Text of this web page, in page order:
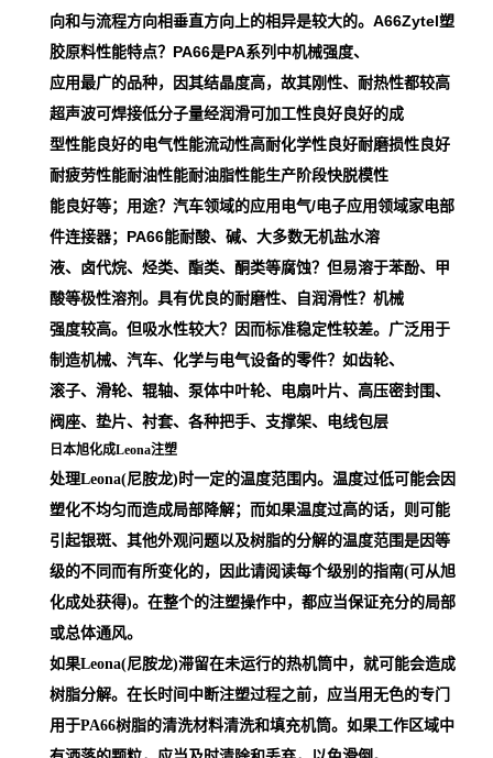
向和与流程方向相垂直方向上的相异是较大的。A66Zytel塑
胶原料性能特点？PA66是PA系列中机械强度、
应用最广的品种，因其结晶度高，故其刚性、耐热性都较高
超声波可焊接低分子量经润滑可加工性良好良好的成
型性能良好的电气性能流动性高耐化学性良好耐磨损性良好
耐疲劳性能耐油性能耐油脂性能生产阶段快脱模性
能良好等；用途？汽车领域的应用电气/电子应用领域家电部
件连接器；PA66能耐酸、碱、大多数无机盐水溶
液、卤代烷、烃类、酯类、酮类等腐蚀？但易溶于苯酚、甲
酸等极性溶剂。具有优良的耐磨性、自润滑性？机械
强度较高。但吸水性较大？因而标准稳定性较差。广泛用于
制造机械、汽车、化学与电气设备的零件？如齿轮、
滚子、滑轮、辊轴、泵体中叶轮、电扇叶片、高压密封围、
阀座、垫片、衬套、各种把手、支撑架、电线包层
日本旭化成Leona注塑
处理Leona(尼胺龙)时一定的温度范围内。温度过低可能会因
塑化不均匀而造成局部降解；而如果温度过高的话，则可能
引起银斑、其他外观问题以及树脂的分解的温度范围是因等
级的不同而有所变化的，因此请阅读每个级别的指南(可从旭
化成处获得)。在整个的注塑操作中，都应当保证充分的局部
或总体通风。
如果Leona(尼胺龙)滞留在未运行的热机筒中，就可能会造成
树脂分解。在长时间中断注塑过程之前，应当用无色的专门
用于PA66树脂的清洗材料清洗和填充机筒。如果工作区域中